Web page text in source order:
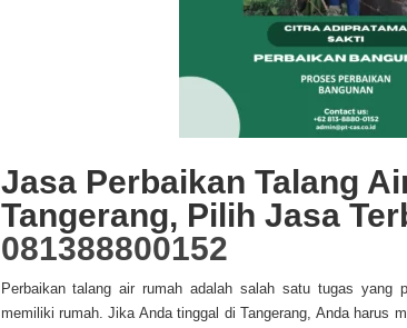
Jasa Perbaikan Talang
Tangerang, Pilih Jasa
081388800152
Perbaikan talang air rumah adalah salah satu tugas yang
memiliki rumah. Jika Anda tinggal di Tangerang, Anda harus